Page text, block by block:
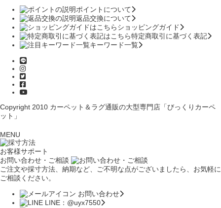
ポイントについて
返品交換について
ショッピングガイド
特定商取引に基づく表記
キーワード一覧
Copyright 2010 カーペット＆ラグ通販の大型専門店「びっくりカーペ
ット」
MENU
お客様サポート
お問い合わせ・ご相談
ご注文や採寸方法、納期など、ご不明な点がございましたら、お気軽に
ご相談ください。
お問い合わせ
LINE：@uyx7550